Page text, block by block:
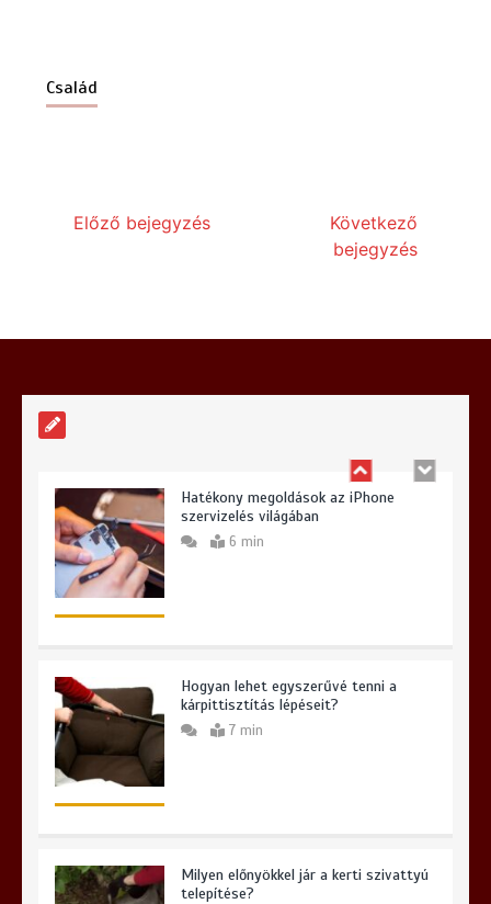
Család
Előző bejegyzés
Következő
bejegyzés
Hatékony megoldások az iPhone
szervizelés világában
6 min
Hogyan lehet egyszerűvé tenni a
kárpittisztítás lépéseit?
7 min
Milyen előnyökkel jár a kerti szivattyú
telepítése?